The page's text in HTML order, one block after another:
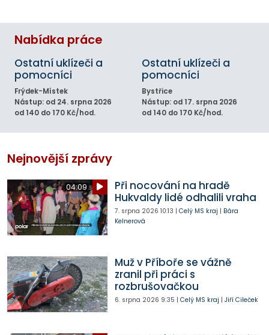
Nabídka práce
Ostatní uklízeči a
pomocníci
Frýdek-Místek
Nástup: od 24. srpna 2026
od 140 do 170 Kč/hod.
Ostatní uklízeči a
pomocníci
Bystřice
Nástup: od 17. srpna 2026
od 140 do 170 Kč/hod.
Nejnovější zprávy
04:09
Při nocování na hradě
Hukvaldy lidé odhalili vraha
7. srpna 2026 10:13 | Celý MS kraj | Bára
Kelnerová
Muž v Příboře se vážně
zranil při práci s
rozbrušovačkou
6. srpna 2026 9:35 | Celý MS kraj | Jiří Cileček